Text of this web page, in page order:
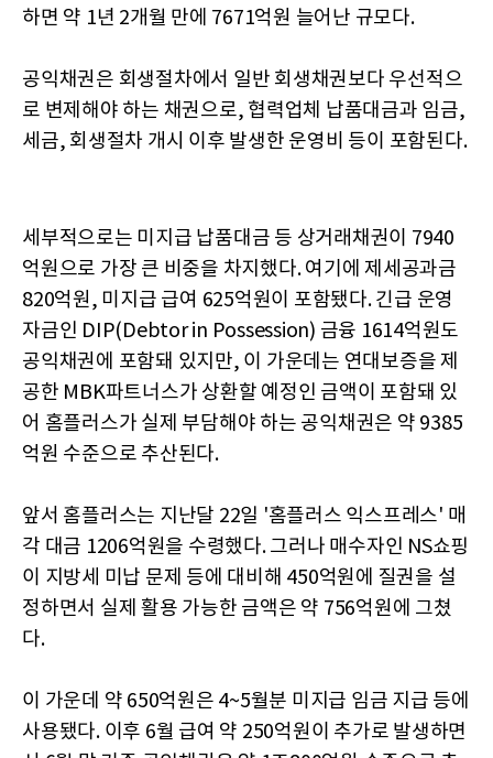
하면 약 1년 2개월 만에 7671억원 늘어난 규모다.
공익채권은 회생절차에서 일반 회생채권보다 우선적으
로 변제해야 하는 채권으로, 협력업체 납품대금과 임금,
세금, 회생절차 개시 이후 발생한 운영비 등이 포함된다.
세부적으로는 미지급 납품대금 등 상거래채권이 7940
억원으로 가장 큰 비중을 차지했다. 여기에 제세공과금
820억원, 미지급 급여 625억원이 포함됐다. 긴급 운영
자금인 DIP(Debtor in Possession) 금융 1614억원도
공익채권에 포함돼 있지만, 이 가운데는 연대보증을 제
공한 MBK파트너스가 상환할 예정인 금액이 포함돼 있
어 홈플러스가 실제 부담해야 하는 공익채권은 약 9385
억원 수준으로 추산된다.
앞서 홈플러스는 지난달 22일 '홈플러스 익스프레스' 매
각 대금 1206억원을 수령했다. 그러나 매수자인 NS쇼핑
이 지방세 미납 문제 등에 대비해 450억원에 질권을 설
정하면서 실제 활용 가능한 금액은 약 756억원에 그쳤
다.
이 가운데 약 650억원은 4~5월분 미지급 임금 지급 등에
사용됐다. 이후 6월 급여 약 250억원이 추가로 발생하면